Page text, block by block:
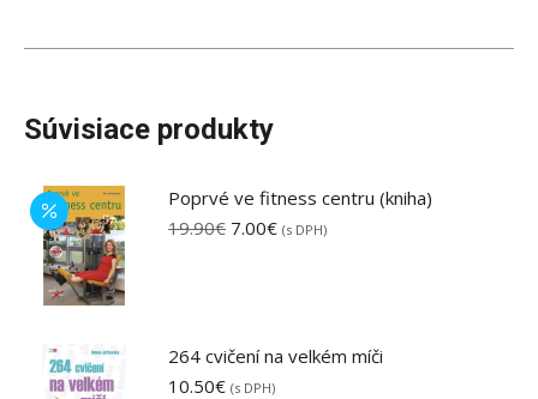
Súvisiace produkty
Poprvé ve fitness centru (kniha)
19.90€ Pôvodná
7.00€Aktuálna
(s DPH)
264 cvičení na velkém míči
10.50€ (s DPH)